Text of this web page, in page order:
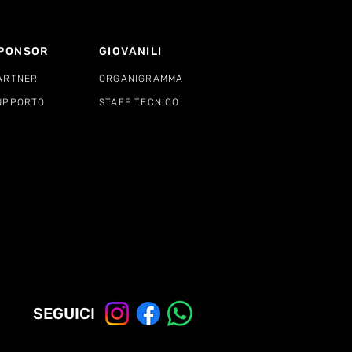
GIOVANILI
ORGANIGRAMMA
STAFF TECNICO
SEGUICI